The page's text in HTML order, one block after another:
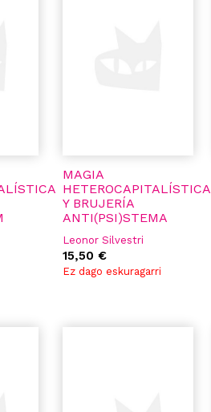
MAGIA
HETEROCAPITALÍSTICA
Y BRUJERÍA
ANTI(PSI)STEMA
Leonor Silvestri
15,50 €
Ez dago eskuragarri